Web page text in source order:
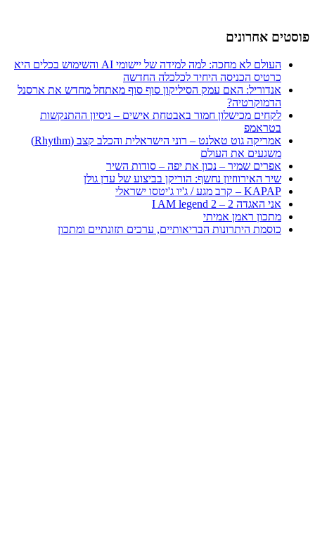
פוסטים אחרונים
העולם לא מחכה: למה למידה של יישומי AI והשימוש בכלים היא
כרטיס הכניסה היחיד לכלכלה החדשה
אנדוריל: האם עמק הסיליקון סוף סוף מאתחל מחדש את ארסנל
הדמוקרטיה?
לקחים מכישלון חמור באבטחת אישים – ניסיון ההתנקשות
בטראמפ
אמריקה גוט טאלנט – רוני הישראלית והכלב קצב (Rhythm)
משגעים את העולם
אפרים שמיר – נכון את יפה – סודות השיר
שיר האירווזיון נחשף: הוריקן בביצוע של עדן גולן
KAPAP – קרב מגע / ג'יו ג'יטסו ישראלי
אני האגדה 2 – I AM legend 2
מתכון ראמן אמיתי
כוסמת היתרונות הבריאותיים, ערכים תזונתיים ומתכון